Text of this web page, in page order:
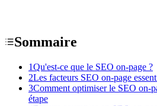
Sommaire
1Qu'est-ce que le SEO on-page ?
2Les facteurs SEO on-page
3Comment optimiser le SEO on-
étape